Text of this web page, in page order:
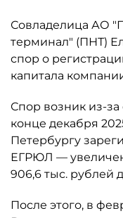
Совладелица АО
терминал" (ПНТ)
спор о
капитала
Спор возник из-
конце декабря
Петербургу
ЕГРЮЛ —
906,6 тыс. рублей
После этого, в